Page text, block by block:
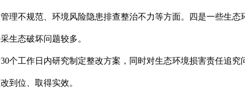
理不规范、环境风险隐患排查整治不力等方面。四是一些生态
生态破坏问题较多。
个工作日内研究制定整改方案，同时对生态环境损害责任追究
到位、取得实效。